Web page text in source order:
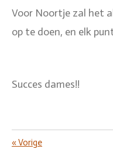
Voor Noortje zal het
op te doen, en elk
Succes dames!!
«Vorige